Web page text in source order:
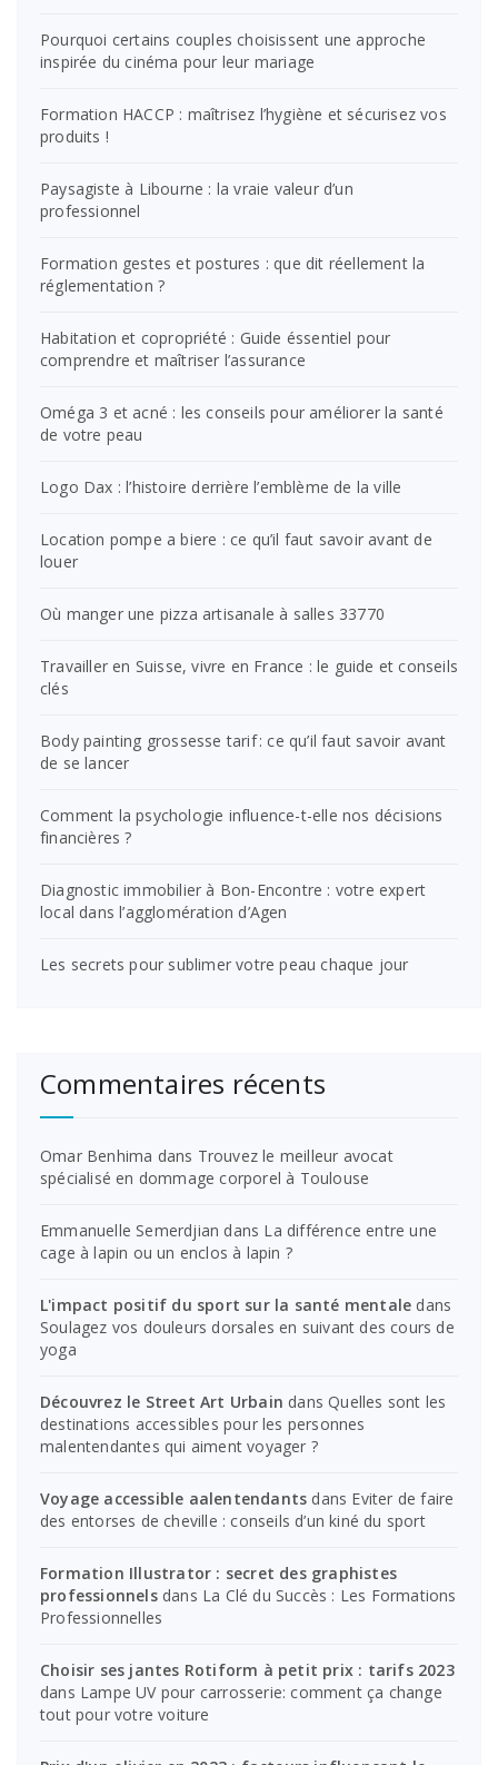
Pourquoi certains couples choisissent une approche
inspirée du cinéma pour leur mariage
Formation HACCP : maîtrisez l’hygiène et sécurisez vos
produits !
Paysagiste à Libourne : la vraie valeur d’un
professionnel
Formation gestes et postures : que dit réellement la
réglementation ?
Habitation et copropriété : Guide éssentiel pour
comprendre et maîtriser l’assurance
Oméga 3 et acné : les conseils pour améliorer la santé
de votre peau
Logo Dax : l’histoire derrière l’emblème de la ville
Location pompe a biere : ce qu’il faut savoir avant de
louer
Où manger une pizza artisanale à salles 33770
Travailler en Suisse, vivre en France : le guide et conseils
clés
Body painting grossesse tarif : ce qu’il faut savoir avant
de se lancer
Comment la psychologie influence-t-elle nos décisions
financières ?
Diagnostic immobilier à Bon-Encontre : votre expert
local dans l’agglomération d’Agen
Les secrets pour sublimer votre peau chaque jour
Commentaires récents
Omar Benhima dans Trouvez le meilleur avocat
spécialisé en dommage corporel à Toulouse
Emmanuelle Semerdjian dans La différence entre une
cage à lapin ou un enclos à lapin ?
L'impact positif du sport sur la santé mentale dans
Soulagez vos douleurs dorsales en suivant des cours de
yoga
Découvrez le Street Art Urbain dansQuelles sont les
destinations accessibles pour les personnes
malentendantes qui aiment voyager ?
Voyage accessible aalentendants dans Eviter de faire
des entorses de cheville : conseils d’un kiné du sport
Formation Illustrator : secret des graphistes
professionnelsdans La Clé du Succès : Les Formations
Professionnelles
Choisir ses jantes Rotiform à petit prix : tarifs 2023
dans Lampe UV pour carrosserie: comment ça change
tout pour votre voiture